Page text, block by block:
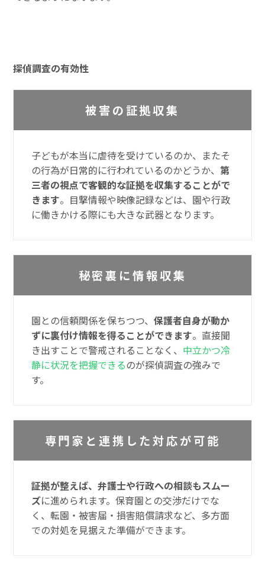
探偵調査の有効性
被害の証拠収集
子どもが本当に虐待を受けているのか、またそ
の行為が日常的に行われているのかどうか、第
三者の視点で客観的な証拠を収集することがで
きます。目撃情報や映像記録などは、園や行政
に働きかける際にも大きな武器となります。
秘密裏に情報収集
園との信頼関係を保ちつつ、保護者自身が動か
ずに裏付け情報を得ることができます。直接聞
き出すことで警戒されることなく、 中立かつ冷
静に状況を把握できるのが探偵調査の強みで
す。
専門家と連携した対応が可能
証拠が整えば、弁護士や行政への相談もスムー
ズに進められます。保育園との交渉だけでな
く、転園・被害届・損害賠償請求など、多方面
での対処を見据えた準備ができます。